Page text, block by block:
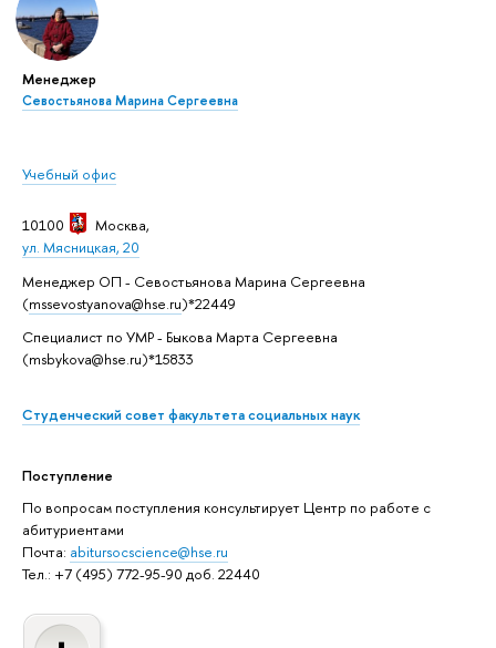
Менеджер
Севостьянова Марина Сергеевна
Учебный офис
10100 Москва,
ул. Мясницкая, 20
Менеджер ОП - Севостьянова Марина Сергеевна
(mssevostyanova@hse.ru)*22449
Специалист по УМР - Быкова Марта Сергеевна
(msbykova@hse.ru)*15833
Студенческий совет факультета социальных наук
Поступление
По вопросам поступления консультирует Центр по работе с
абитуриентами
Почта: abitursocscience@hse.ru
Тел.: +7 (495) 772-95-90 доб. 22440